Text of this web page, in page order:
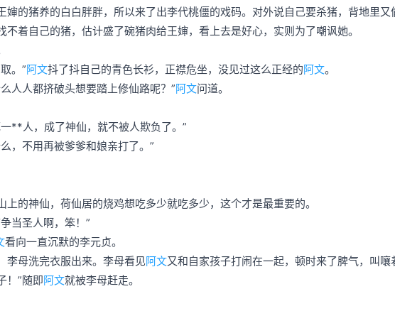
的猪养的白白胖胖，所以来了出李代桃僵的戏码。对外说自己要杀猪，背地里又
着自己的猪，估计盛了碗猪肉给王婶，看上去是好心，实则为了嘲讽她。
。”阿文抖了抖自己的青色长衫，正襟危坐，没见过这么正经的阿文。
人人都挤破头想要踏上修仙路呢？”阿文问道。
**人，成了神仙，就不被人欺负了。”
，不用再被爹爹和娘亲打了。”
的神仙，荷仙居的烧鸡想吃多少就吃多少，这个才是最重要的。
当圣人啊，笨！”
看向一直沉默的李元贞。
李母洗完衣服出来。李母看见阿文又和自家孩子打闹在一起，顿时来了脾气，叫嚷
！”随即阿文就被李母赶走。